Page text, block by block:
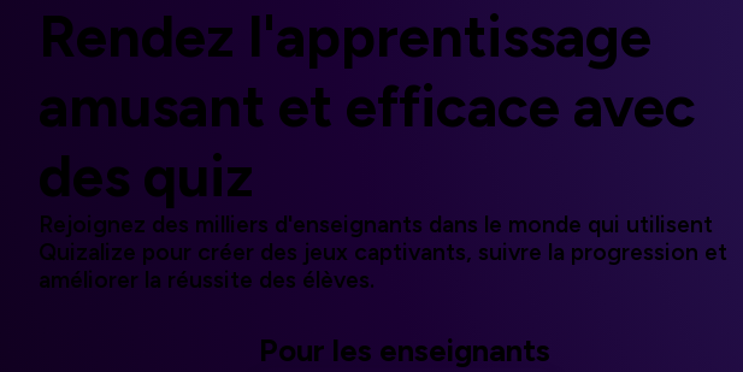
Rendez l'apprentissage
amusant et efficace avec
des quiz
Rejoignez des milliers d'enseignants dans le monde qui utilisent
Quizalize pour créer des jeux captivants, suivre la progression et
améliorer la réussite des élèves.
Pour les enseignants